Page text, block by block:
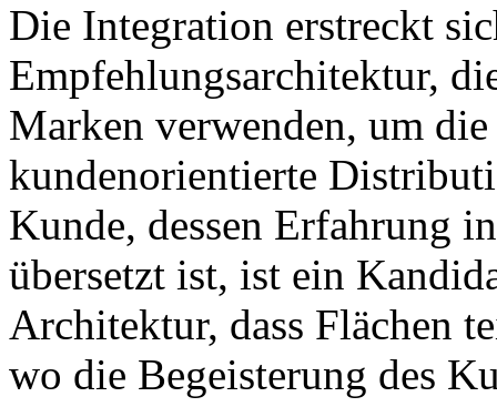
Die Integration erstreckt
Empfehlungsarchitektur,
Marken verwenden, um
kundenorientierte
Kunde, dessen Erfahrung
übersetzt ist, ist ein
Architektur, dass Flächen
wo die Begeisterung des